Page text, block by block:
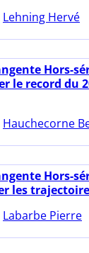
Lehning Hervé
Hors-
le record du
Hauchecorne
Hors-
les
Labarbe Pierre